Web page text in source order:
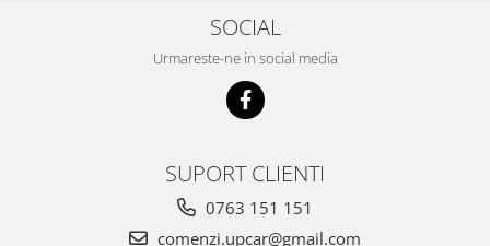
SOCIAL
Urmareste-ne in social media
SUPORT CLIENTI
0763 151 151
comenzi.upcar@gmail.com